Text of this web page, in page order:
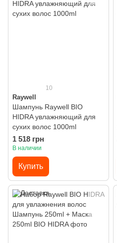
10
Raywell
Шампунь Raywell BIO
HIDRA увлажняющий для
сухих волос 1000ml
1 518 грн
В наличии
Купить